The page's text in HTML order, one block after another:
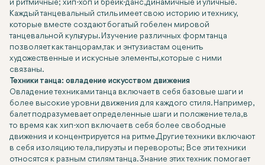
и ритмичные; хип-хоп и брейк-данс, динамичные и уличные.
Каждый танцевальный стиль имеет свою историю и технику,
которые вместе создают богатый гобелен мировой
танцевальной культуры. Изучение различных форм танца
позволяет как танцорам, так и энтузиастам оценить
художественные и искусные элементы, которые с ними
связаны.
Техники танца: овладение искусством движения
Овладение техниками танца включает в себя базовые шаги и
более высокие уровни движения для каждого стиля. Например,
балет подразумевает определенные шаги и положение тела, в
то время как хип-хоп включает в себя более свободные
движения и концентрируется на ритме. Другие техники включают
в себя изоляцию тела, пируэты и перевороты; Все эти техники
относятся к разным стилям танца. Знание этих техник помогает